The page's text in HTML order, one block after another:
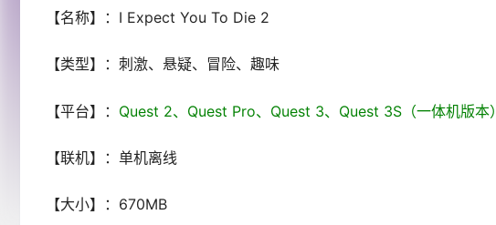
【名称】：I Expect You To Die 2
【类型】：刺激、悬疑、冒险、趣味
【平台】： Quest 2、Quest Pro、Quest 3、Quest 3S（一体机版本）
【联机】：单机离线
【大小】：670MB